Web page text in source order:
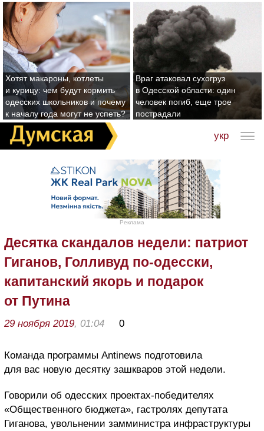
Хотят макароны, котлеты
и курицу: чем будут кормить
одесских школьников и почему
к началу года могут не успеть?
Враг атаковал сухогруз
в Одесской области: один
человек погиб, еще трое
пострадали
укр
Реклама
Десятка скандалов недели: патриот
Гиганов, Голливуд по-одесски,
капитанский якорь и подарок
от Путина
29 ноября 2019, 01:04 0
Команда программы Antinews подготовила
для вас новую десятку зашкваров этой недели.
Говорили об одесских проектах-победителях
«Общественного бюджета», гастролях депутата
Гиганова, увольнении замминистра инфраструктуры